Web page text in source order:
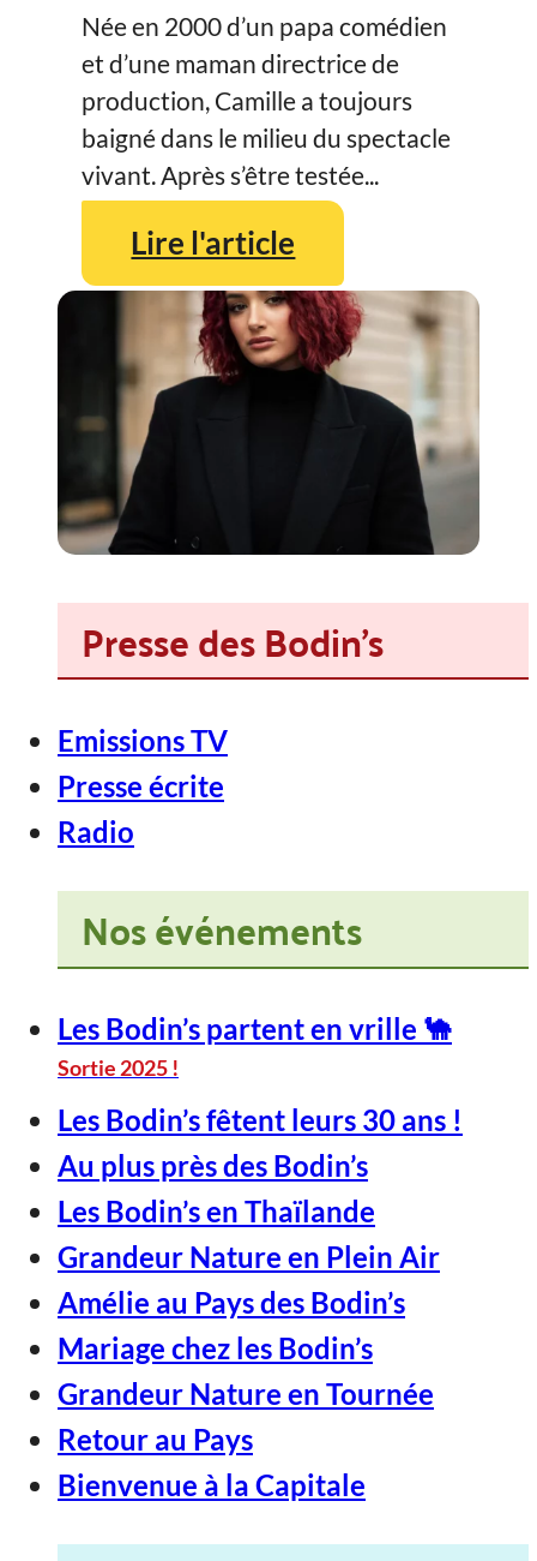
Née en 2000 d’un papa comédien
et d’une maman directrice de
production, Camille a toujours
baigné dans le milieu du spectacle
vivant. Après s’être testée...
Lire l'article
Presse des Bodin's
Emissions TV
Presse écrite
Radio
Nos événements
Les Bodin’s partent en vrille 🐪
Sortie 2025 !
Les Bodin’s fêtent leurs 30 ans !
Au plus près des Bodin’s
Les Bodin’s en Thaïlande
Grandeur Nature en Plein Air
Amélie au Pays des Bodin’s
Mariage chez les Bodin’s
Grandeur Nature en Tournée
Retour au Pays
Bienvenue à la Capitale